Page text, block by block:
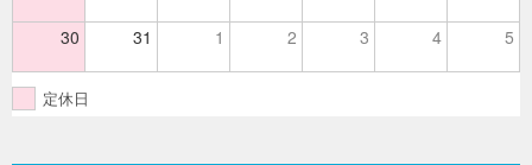
30 31 1 2 3 4 5
定休日